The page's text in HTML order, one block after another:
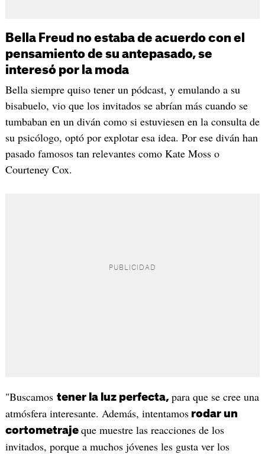
Bella Freud no estaba de acuerdo con el
pensamiento de su antepasado, se
interesó por la moda
Bella siempre quiso tener un pódcast, y emulando a su
bisabuelo, vio que los invitados se abrían más cuando se
tumbaban en un diván como si estuviesen en la consulta de
su psicólogo, optó por explotar esa idea. Por ese diván han
pasado famosos tan relevantes como Kate Moss o
Courteney Cox.
"Buscamos tener la luz perfecta, para que se cree una
atmósfera interesante. Además, intentamosrodar un
cortometraje que muestre las reacciones de los
invitados, porque a muchos jóvenes les gusta ver los